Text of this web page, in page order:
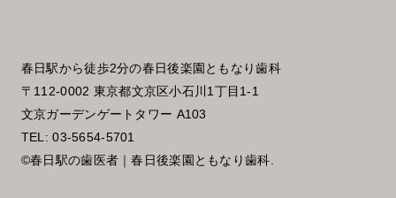
春日駅から徒歩2分の春日後楽園ともなり歯科
〒112-0002 東京都文京区小石川1丁目1-1
文京ガーデンゲートタワー A103
TEL:03-5654-5701
©春日駅の歯医者｜春日後楽園ともなり歯科.